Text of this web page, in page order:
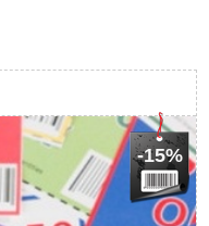
-15%